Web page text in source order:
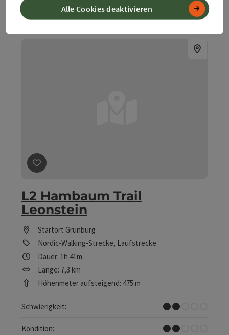
Beitrag merken
L2 Hambaum Trail
Leonstein
Startort Grünburg
Nordic-Walking-Strecke, Laufstrecke
Dauer: 1h 41m
Länge: 7,3 km
Höhenmeter aufsteigend: 475 m
Schwierigkeit:
Leicht
Kondition:
Leicht
Alle Cookies deaktivieren